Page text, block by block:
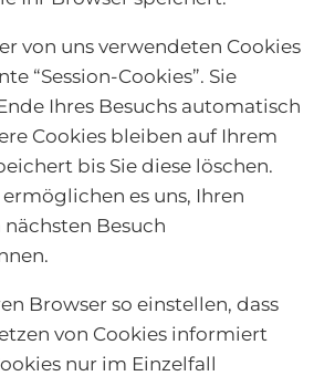
von uns verwendeten Cookies
“Session-Cookies”. Sie
Ihres Besuchs automatisch
Cookies bleiben auf Ihrem
bis Sie diese löschen.
ermöglichen es uns, Ihren
Besuch
Browser so einstellen, dass
von Cookies informiert
nur im Einzelfall